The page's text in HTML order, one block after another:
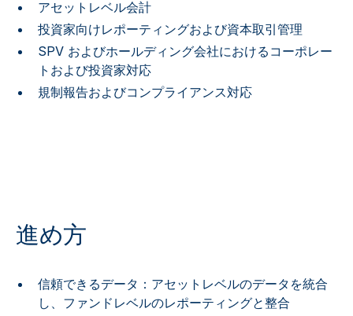
アセットレベル会計
投資家向けレポーティングおよび資本取引管理
SPV およびホールディング会社におけるコーポレー
トおよび投資家対応
規制報告およびコンプライアンス対応
進め方
信頼できるデータ：アセットレベルのデータを統合
し、ファンドレベルのレポーティングと整合